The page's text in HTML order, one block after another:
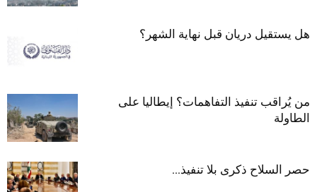
هل يستقيل دريان قبل نهاية الشهر؟
من يُراقب تنفيذ التفاهمات؟ إيطاليا على
الطاولة
حصر السلاح ذكرى بلا تنفيذ…